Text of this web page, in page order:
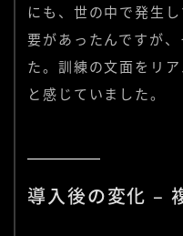
にも、世の中で発生
要があったんですが
た。訓練の文面をリ
と感じていました。
導入後の変化 –